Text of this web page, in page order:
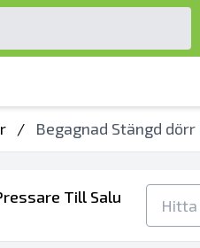
/ Begagnad Stängd
Till Salu